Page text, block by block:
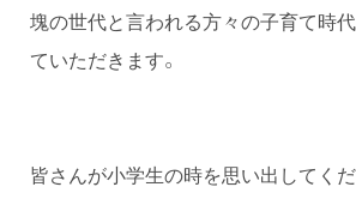
塊の世代と言われる方々の子育て時
ていただきます。
皆さんが小学生の時を思い出してくだ